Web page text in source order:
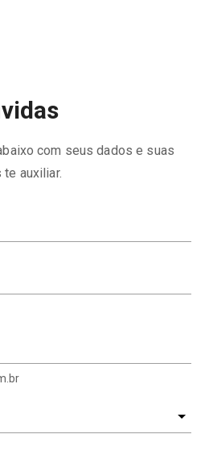
com seus dados e suas
auxiliar.